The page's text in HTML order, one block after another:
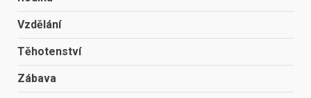
Vzdělání
Těhotenství
Zábava